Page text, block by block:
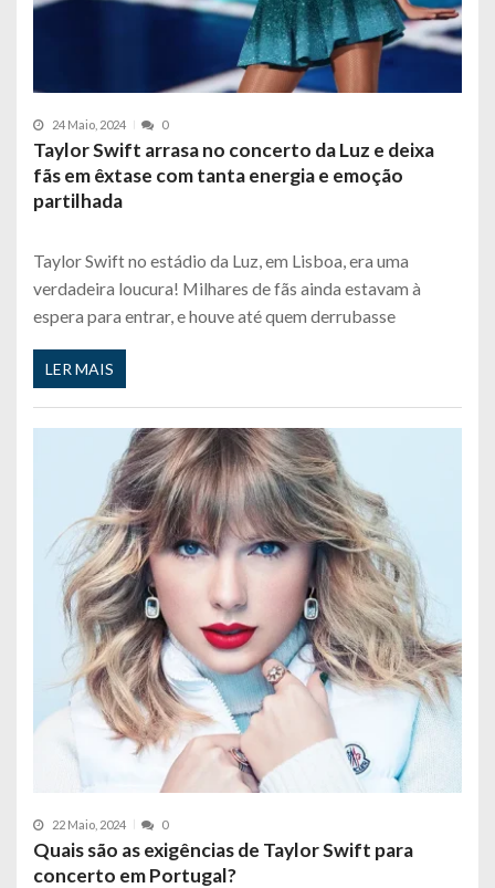
24 Maio, 2024 0
Taylor Swift arrasa no concerto da Luz e deixa
fãs em êxtase com tanta energia e emoção
partilhada
Taylor Swift no estádio da Luz, em Lisboa, era uma
verdadeira loucura! Milhares de fãs ainda estavam à
espera para entrar, e houve até quem derrubasse
LER MAIS
22 Maio, 2024 0
Quais são as exigências de Taylor Swift para
concerto em Portugal?